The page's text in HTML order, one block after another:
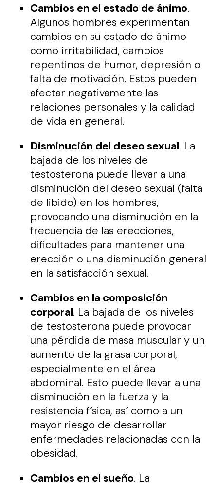
Cambios en el estado de ánimo.
Algunos hombres experimentan
cambios en su estado de ánimo
como irritabilidad, cambios
repentinos de humor, depresión o
falta de motivación. Estos pueden
afectar negativamente las
relaciones personales y la calidad
de vida en general.
Disminución del deseo sexual. La
bajada de los niveles de
testosterona puede llevar a una
disminución del deseo sexual (falta
de libido) en los hombres,
provocando una disminución en la
frecuencia de las erecciones,
dificultades para mantener una
erección o una disminución general
en la satisfacción sexual.
Cambios en la composición
corporal. La bajada de los niveles
de testosterona puede provocar
una pérdida de masa muscular y un
aumento de la grasa corporal,
especialmente en el área
abdominal. Esto puede llevar a una
disminución en la fuerza y ​​la
resistencia física, así como a un
mayor riesgo de desarrollar
enfermedades relacionadas con la
obesidad.
Cambios en el sueño. La